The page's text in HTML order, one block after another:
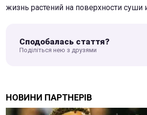
жизнь растений на поверхности суши
Сподобалась стаття?
Поділіться нею з друзями